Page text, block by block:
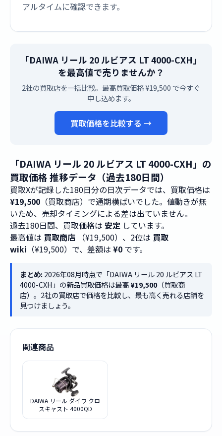
アルタイムに確認できます。
「DAIWA リール 20 ルビアス LT 4000-CXH」
を最高値で売りませんか？
2社の買取店を一括比較。最高買取価格 ¥19,500 で今すぐ
申し込めます。
買取価格を比較する →
「DAIWA リール 20 ルビアス LT 4000-CXH」の
買取価格 推移データ（過去180日間）
買取Xが記録した180日分の日次データでは、買取価格は
¥19,500 （買取商店）で通期横ばいでした。値動きが無
いため、売却タイミングによる差は出ていません。
過去180日間、買取価格は 安定 しています。
最高値は 買取商店 （¥19,500）、2位は 買取
wiki （¥19,500）で、差額は ¥0 です。
まとめ:2026年08月時点で「DAIWA リール 20 ルビアス LT
4000-CXH」の新品買取価格は最高¥19,500（買取商
店）。2社の買取店で価格を比較し、最も高く売れる店舗を
見つけましょう。
関連商品
DAIWA リール ダイワ クロ
スキャスト 4000QD